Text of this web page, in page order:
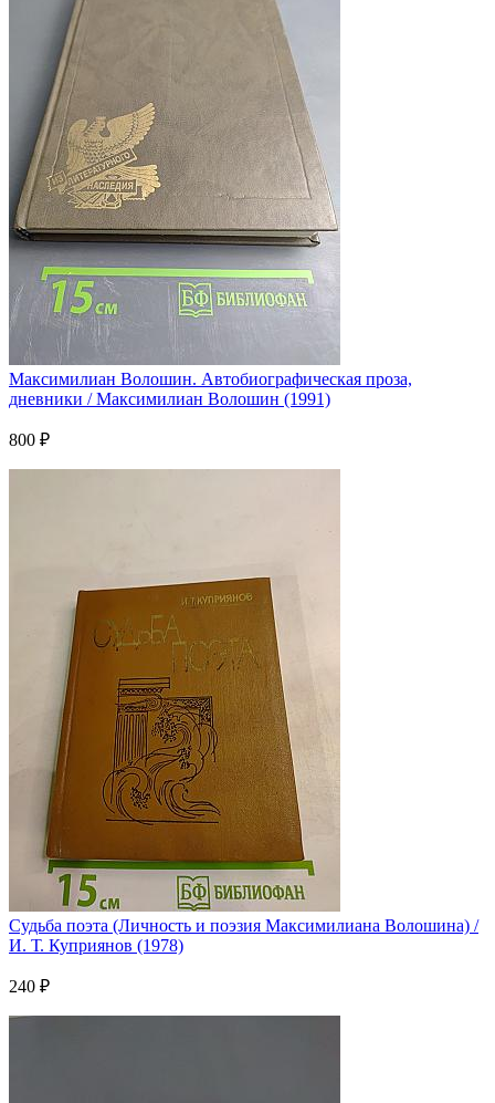
Максимилиан Волошин. Автобиографическая проза,
дневники / Максимилиан Волошин (1991)
800 ₽
Судьба поэта (Личность и поэзия Максимилиана Волошина) /
И. Т. Куприянов (1978)
240 ₽